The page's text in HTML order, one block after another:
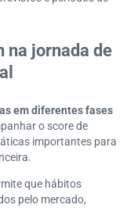
na jornada de
em diferentes fases
o score de
importantes para
que hábitos
pelo mercado,